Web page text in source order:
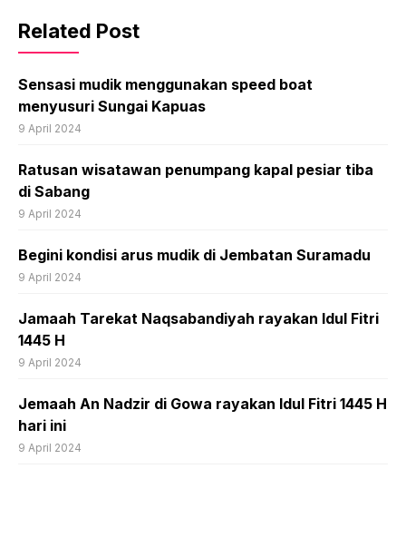
Related Post
Sensasi mudik menggunakan speed boat
menyusuri Sungai Kapuas
9 April 2024
Ratusan wisatawan penumpang kapal pesiar tiba
di Sabang
9 April 2024
Begini kondisi arus mudik di Jembatan Suramadu
9 April 2024
Jamaah Tarekat Naqsabandiyah rayakan Idul Fitri
1445 H
9 April 2024
Jemaah An Nadzir di Gowa rayakan Idul Fitri 1445 H
hari ini
9 April 2024